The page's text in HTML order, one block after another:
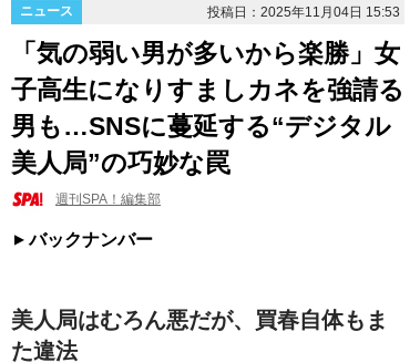
ニュース 投稿日：2025年11月04日 15:53
「気の弱い男が多いから楽勝」女
子高生になりすましカネを強請る
男も…SNSに蔓延する“デジタル
美人局”の巧妙な罠
週刊SPA！編集部
バックナンバー
美人局はむろん悪だが、買春自体もま
た違法